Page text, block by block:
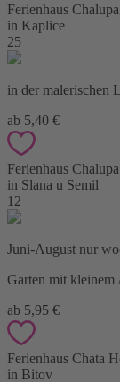
Ferienhaus
in Kaplice
25
in der malerischen
ab 5,40 €
Ferienhaus
in Slana u Semil
12
Juni-August nur
Garten mit
ab 5,95 €
Ferienhaus Chata
in Bitov